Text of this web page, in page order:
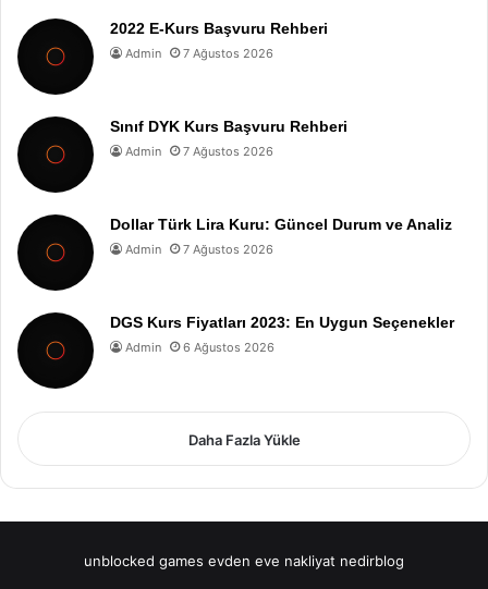
2022 E-Kurs Başvuru Rehberi
Admin 7 Ağustos 2026
Sınıf DYK Kurs Başvuru Rehberi
Admin 7 Ağustos 2026
Dollar Türk Lira Kuru: Güncel Durum ve Analiz
Admin 7 Ağustos 2026
DGS Kurs Fiyatları 2023: En Uygun Seçenekler
Admin 6 Ağustos 2026
Daha Fazla Yükle
unblocked games evden eve nakliyat nedirblog